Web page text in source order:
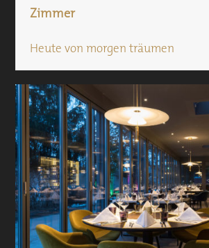
Zimmer
Heute von morgen träumen